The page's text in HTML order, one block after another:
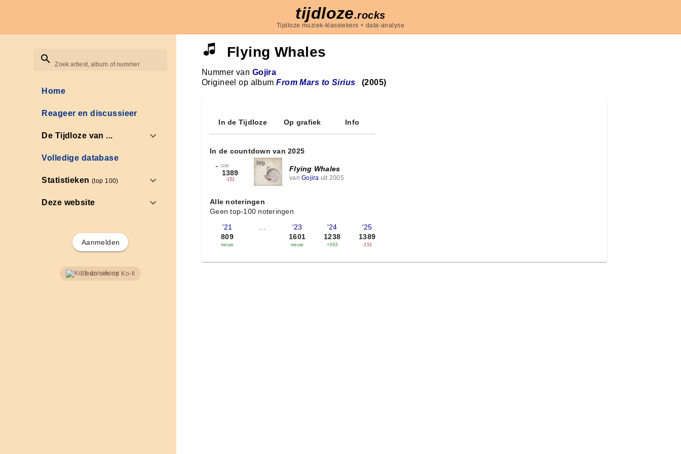
tijdloze.rocks
Tijdloze muziek-klassiekers + data-analyse
Zoek artiest, album of nummer
Home
Reageer en discussieer
De Tijdloze van ...
Volledige database
Statistieken(top 100)
Deze website
Aanmelden
Steun ons op Ko-fi
Flying Whales
Nummer van Gojira
Origineel op albumFrom Mars to Sirius (2005)
In de Tijdloze Op grafiek Info
In de countdown van 2025
← 1238
1389
-151
Flying Whales
van Gojira uit 2005
Alle noteringen
Geen top-100 noteringen
'21
809
nieuw
...
'23
1601
nieuw
'24
1238
+363
'25
1389
-151